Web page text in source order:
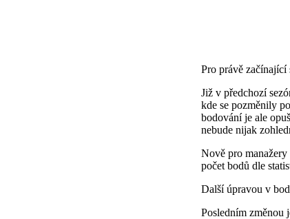
Pro právě začínající
Již v předchozí
kde se pozměnily
bodování je ale
nebude nijak
Nově pro manažery
počet bodů dle
Další úpravou v
Posledním změnou